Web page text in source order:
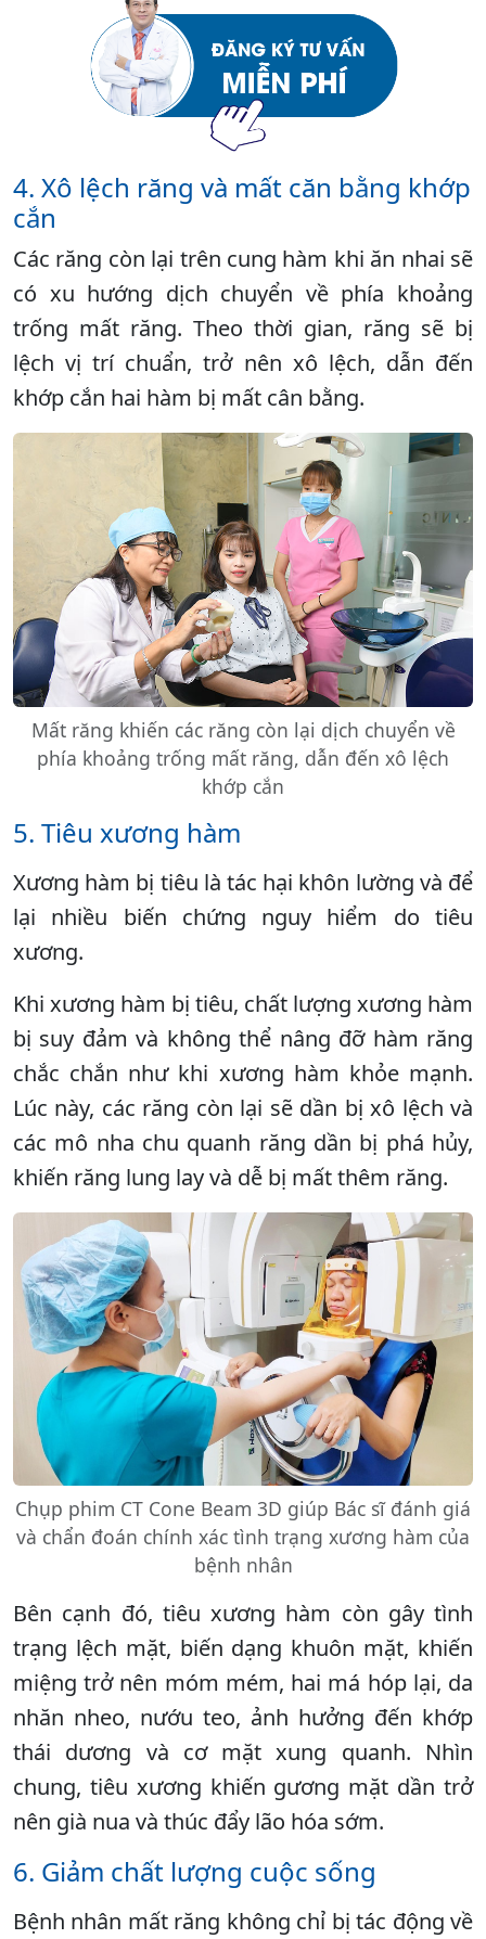
4. Xô lệch răng và mất căn bằng khớp
cắn
Các răng còn lại trên cung hàm khi ăn nhai sẽ
có xu hướng dịch chuyển về phía khoảng
trống mất răng. Theo thời gian, răng sẽ bị
lệch vị trí chuẩn, trở nên xô lệch, dẫn đến
khớp cắn hai hàm bị mất cân bằng.
Mất răng khiến các răng còn lại dịch chuyển về
phía khoảng trống mất răng, dẫn đến xô lệch
khớp cắn
5. Tiêu xương hàm
Xương hàm bị tiêu là tác hại khôn lường và để
lại nhiều biến chứng nguy hiểm do tiêu
xương.
Khi xương hàm bị tiêu, chất lượng xương hàm
bị suy đảm và không thể nâng đỡ hàm răng
chắc chắn như khi xương hàm khỏe mạnh.
Lúc này, các răng còn lại sẽ dần bị xô lệch và
các mô nha chu quanh răng dần bị phá hủy,
khiến răng lung lay và dễ bị mất thêm răng.
Chụp phim CT Cone Beam 3D giúp Bác sĩ đánh giá
và chẩn đoán chính xác tình trạng xương hàm của
bệnh nhân
Bên cạnh đó, tiêu xương hàm còn gây tình
trạng lệch mặt, biến dạng khuôn mặt, khiến
miệng trở nên móm mém, hai má hóp lại, da
nhăn nheo, nướu teo, ảnh hưởng đến khớp
thái dương và cơ mặt xung quanh. Nhìn
chung, tiêu xương khiến gương mặt dần trở
nên già nua và thúc đẩy lão hóa sớm.
6. Giảm chất lượng cuộc sống
Bệnh nhân mất răng không chỉ bị tác động về